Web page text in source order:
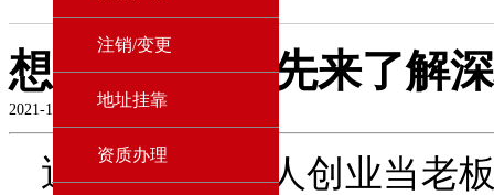
注销/变更
地址挂靠
资质办理
想要开公司？先来了解
2021-11-25
近几年有很多人创业当老